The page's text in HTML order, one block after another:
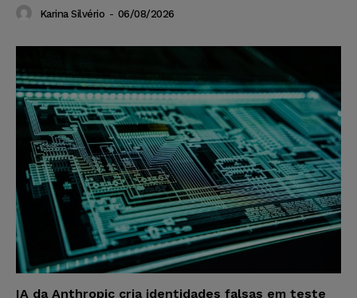
Karina Silvério - 06/08/2026
IA da Anthropic cria identidades falsas em teste